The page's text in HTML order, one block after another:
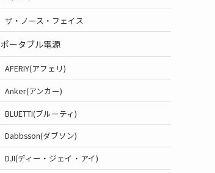
ザ・ノース・フェイス
ポータブル電源
AFERIY(アフェリ)
Anker(アンカー)
BLUETTI(ブルーティ)
Dabbsson(ダブソン)
DJI(ディー・ジェイ・アイ)